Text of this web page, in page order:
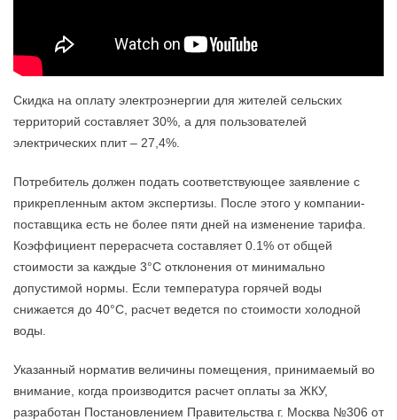
Скидка на оплату электроэнергии для жителей сельских
территорий составляет 30%, а для пользователей
электрических плит – 27,4%.
Потребитель должен подать соответствующее заявление с
прикрепленным актом экспертизы. После этого у компании-
поставщика есть не более пяти дней на изменение тарифа.
Коэффициент перерасчета составляет 0.1% от общей
стоимости за каждые 3°C отклонения от минимально
допустимой нормы. Если температура горячей воды
снижается до 40°C, расчет ведется по стоимости холодной
воды.
Указанный норматив величины помещения, принимаемый во
внимание, когда производится расчет оплаты за ЖКУ,
разработан Постановлением Правительства г. Москва №306 от